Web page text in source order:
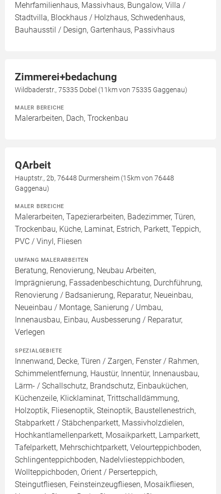
Mehrfamilienhaus, Massivhaus, Bungalow, Villa /
Stadtvilla, Blockhaus / Holzhaus, Schwedenhaus,
Bauhausstil / Design, Gartenhaus, Passivhaus
Zimmerei+bedachung
Wildbaderstr., 75335 Dobel (11km von 75335 Gaggenau)
MALER BEREICHE
Malerarbeiten, Dach, Trockenbau
QArbeit
Hauptstr., 2b, 76448 Durmersheim (15km von 76448
Gaggenau)
MALER BEREICHE
Malerarbeiten, Tapezierarbeiten, Badezimmer, Türen,
Trockenbau, Küche, Laminat, Estrich, Parkett, Teppich,
PVC / Vinyl, Fliesen
UMFANG MALERARBEITEN
Beratung, Renovierung, Neubau Arbeiten,
Imprägnierung, Fassadenbeschichtung, Durchführung,
Renovierung / Badsanierung, Reparatur, Neueinbau,
Neueinbau / Montage, Sanierung / Umbau,
Innenausbau, Einbau, Ausbesserung / Reparatur,
Verlegen
SPEZIALGEBIETE
Innenwand, Decke, Türen / Zargen, Fenster / Rahmen,
Schimmelentfernung, Haustür, Innentür, Innenausbau,
Lärm- / Schallschutz, Brandschutz, Einbauküchen,
Küchenzeile, Klicklaminat, Trittschalldämmung,
Holzoptik, Fliesenoptik, Steinoptik, Baustellenestrich,
Stabparkett / Stäbchenparkett, Massivholzdielen,
Hochkantlamellenparkett, Mosaikparkett, Lamparkett,
Tafelparkett, Mehrschichtparkett, Velourteppichboden,
Schlingenteppichboden, Nadelvliesteppichboden,
Wollteppichboden, Orient / Perserteppich,
Steingutfliesen, Feinsteinzeugfliesen, Mosaikfliesen,